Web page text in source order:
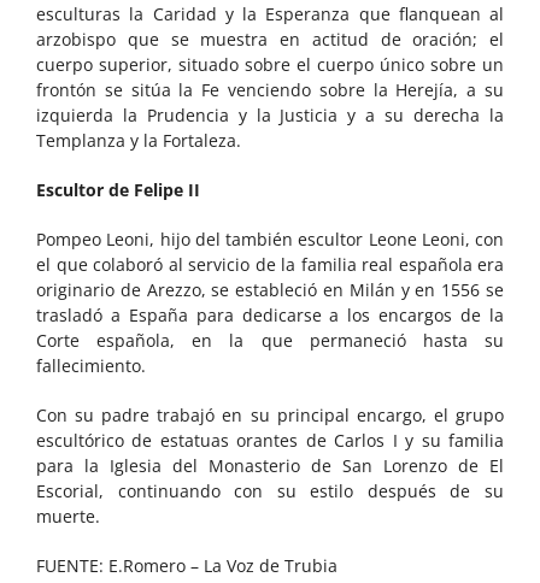
esculturas la Caridad y la Esperanza que flanquean al
arzobispo que se muestra en actitud de oración; el
cuerpo superior, situado sobre el cuerpo único sobre un
frontón se sitúa la Fe venciendo sobre la Herejía, a su
izquierda la Prudencia y la Justicia y a su derecha la
Templanza y la Fortaleza.
Escultor de Felipe II
Pompeo Leoni, hijo del también escultor Leone Leoni, con
el que colaboró al servicio de la familia real española era
originario de Arezzo, se estableció en Milán y en 1556 se
trasladó a España para dedicarse a los encargos de la
Corte española, en la que permaneció hasta su
fallecimiento.
Con su padre trabajó en su principal encargo, el grupo
escultórico de estatuas orantes de Carlos I y su familia
para la Iglesia del Monasterio de San Lorenzo de El
Escorial, continuando con su estilo después de su
muerte.
FUENTE: E.Romero – La Voz de Trubia